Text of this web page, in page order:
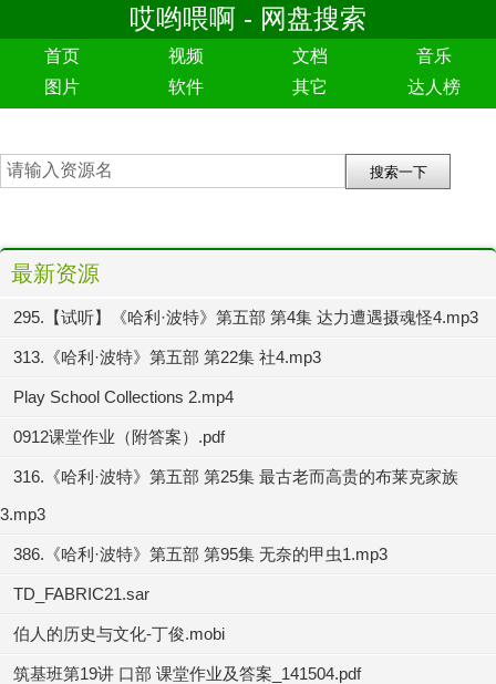
哎哟喂啊 - 网盘搜索
首页 视频 文档
音乐
图片
软件 其它 达人榜
最新资源
295.【试听】《哈利·波特》第五部 第4集 达力遭遇摄魂怪4.mp3
313.《哈利·波特》第五部 第22集 社4.mp3
Play School Collections 2.mp4
0912课堂作业（附答案）.pdf
316.《哈利·波特》第五部 第25集 最古老而高贵的布莱克家族
3.mp3
386.《哈利·波特》第五部 第95集 无奈的甲虫1.mp3
TD_FABRIC21.sar
伯人的历史与文化-丁俊.mobi
筑基班第19讲 口部 课堂作业及答案_141504.pdf